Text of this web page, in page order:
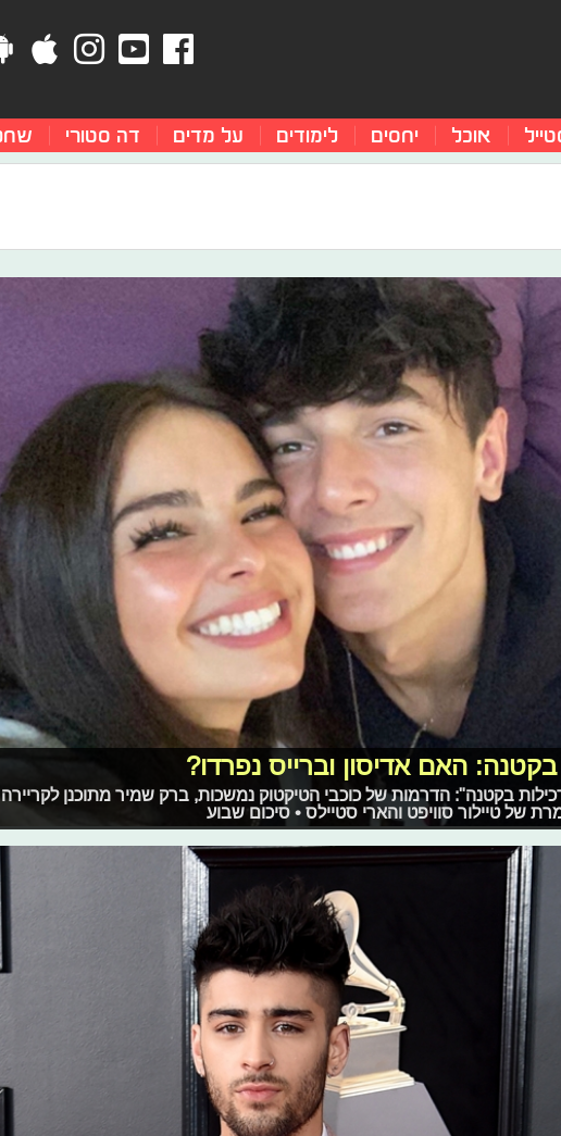
אוכל יחסים לימודים על מדים דה סטורי
בקטנה: האם אדיסון וברייס נפרדו?
בקטנה": הדרמות של כוכבי הטיקטוק נמשכות, ברק שמיר מתוכנן
של טיילור סוויפט והארי סטיילס • סיכום שבוע